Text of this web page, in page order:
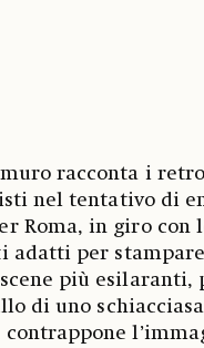
racconta i
nel tentativo di
Roma, in giro
adatti per
più esilaranti,
di uno
contrappone